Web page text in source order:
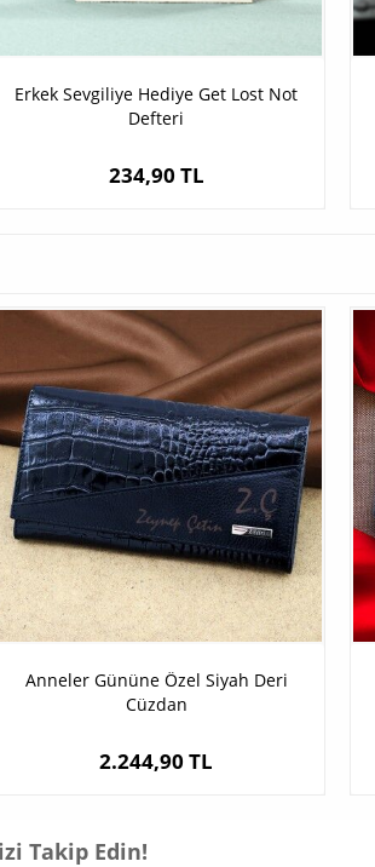
Erkek Sevgiliye Hediye Get Lost Not
Defteri
234,90 TL
Anneler Gününe Özel Siyah Deri
Cüzdan
2.244,90 TL
Takip Edin!